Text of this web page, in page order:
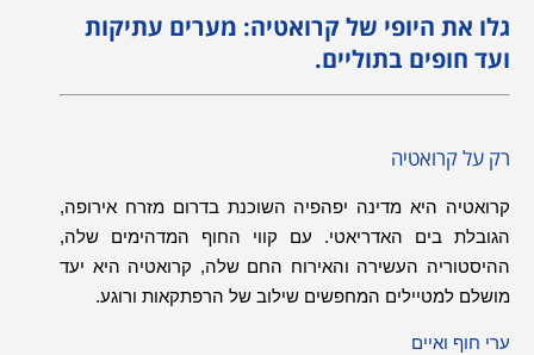
גלו את היופי של קרואטיה: מערים עתיקות
ועד חופים בתוליים.
רק על קרואטיה
קרואטיה היא מדינה יפהפיה השוכנת בדרום מזרח אירופה,
הגובלת בים האדריאטי. עם קווי החוף המדהימים שלה,
ההיסטוריה העשירה והאירוח החם שלה, קרואטיה היא יעד
מושלם למטיילים המחפשים שילוב של הרפתקאות ורוגע.
ערי חוף ואיים